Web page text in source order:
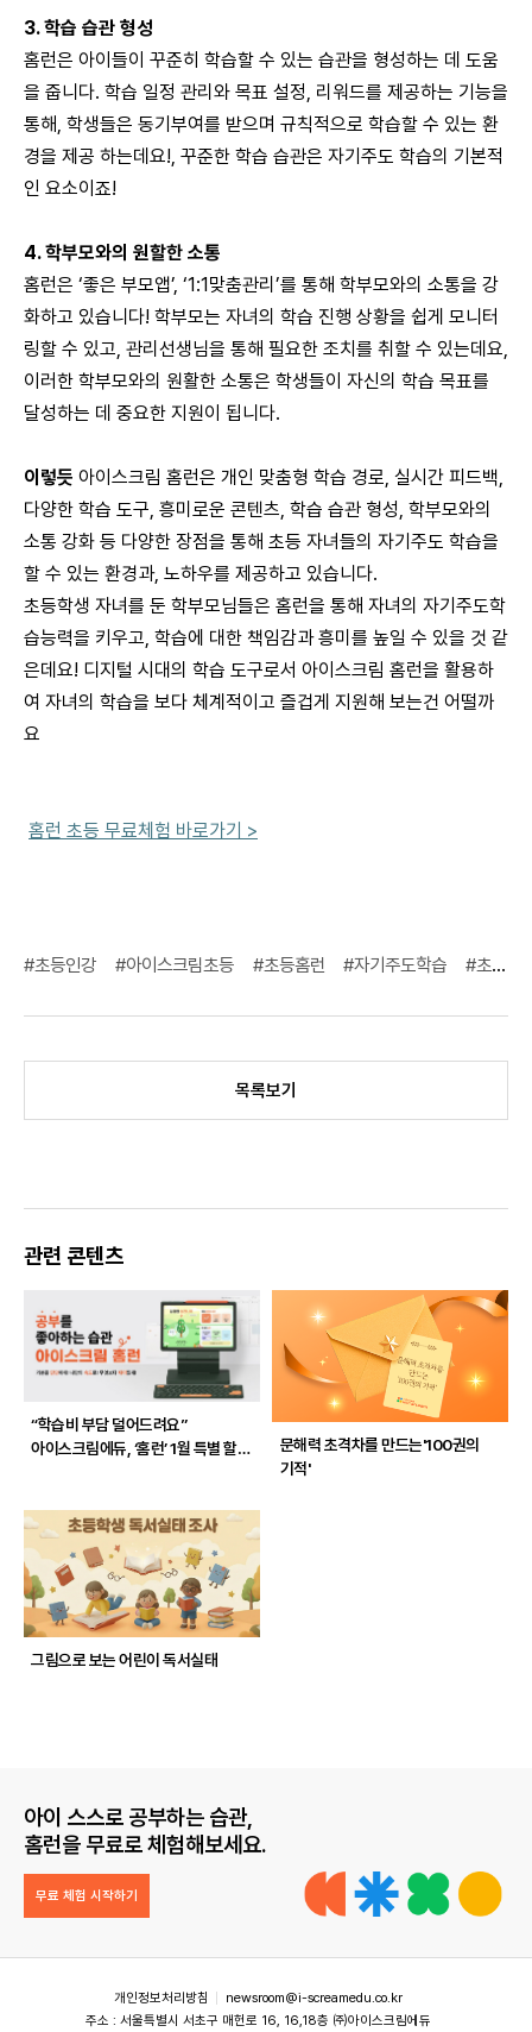
3.학습 습관 형성
홈런은 아이들이 꾸준히 학습할 수 있는 습관을 형성하는 데 도움
을 줍니다. 학습 일정 관리와 목표 설정, 리워드를 제공하는 기능을
통해, 학생들은 동기부여를 받으며 규칙적으로 학습할 수 있는 환
경을 제공 하는데요!, 꾸준한 학습 습관은 자기주도 학습의 기본적
인 요소이죠!
4.학부모와의 원할한 소통
홈런은 ‘좋은 부모앱’, ‘1:1맞춤관리’를 통해 학부모와의 소통을 강
화하고 있습니다! 학부모는 자녀의 학습 진행 상황을 쉽게 모니터
링할 수 있고, 관리선생님을 통해 필요한 조치를 취할 수 있는데요,
이러한 학부모와의 원활한 소통은 학생들이 자신의 학습 목표를
달성하는 데 중요한 지원이 됩니다.
이렇듯 아이스크림 홈런은 개인 맞춤형 학습 경로, 실시간 피드백,
다양한 학습 도구, 흥미로운 콘텐츠, 학습 습관 형성, 학부모와의
소통 강화 등 다양한 장점을 통해 초등 자녀들의 자기주도 학습을
할 수 있는 환경과, 노하우를 제공하고 있습니다.
초등학생 자녀를 둔 학부모님들은 홈런을 통해 자녀의 자기주도학
습능력을 키우고, 학습에 대한 책임감과 흥미를 높일 수 있을 것 같
은데요! 디지털 시대의 학습 도구로서 아이스크림 홈런을 활용하
여 자녀의 학습을 보다 체계적이고 즐겁게 지원해 보는건 어떨까
요
홈런 초등 무료체험 바로가기 >
#초등인강 #아이스크림초등 #초등홈런 #자기주도학습 #초등공부법
목록보기
관련 콘텐츠
“학습비 부담 덜어드려요”
아이스크림에듀, ‘홈런’ 1월 특별 할인
문해력 초격차를 만드는'100권의
기적'
그림으로 보는 어린이 독서실태
아이 스스로 공부하는 습관,
홈런을 무료로 체험해보세요.
무료 체험 시작하기
개인정보처리방침
newsroom@i-screamedu.co.kr
주소 : 서울특별시 서초구 매헌로 16, 16,18층 ㈜아이스크림에듀